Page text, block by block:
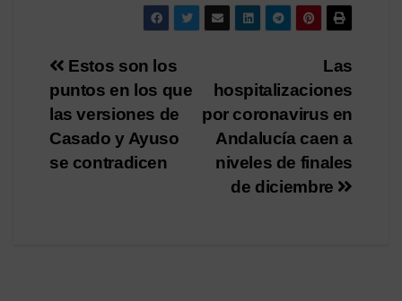
Navegación
de
entradas
Las
hospitalizaciones
por coronavirus en
Andalucía caen a
niveles de finales
de diciembre
Estos son los
puntos en los que
las versiones de
Casado y Ayuso
se contradicen